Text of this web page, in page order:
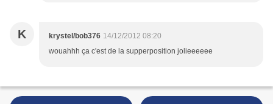
K krystel/bob376 14/12/2012 08:20
wouahhh ça c'est de la supperposition jolieeeeee